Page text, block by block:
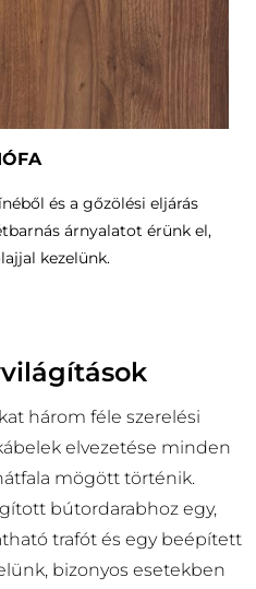
és a gőzölési eljárás
árnyalatot érünk el,
kezelünk.
három féle szerelési
elvezetése minden
mögött történik.
bútordarabhoz egy,
trafót és egy beépített
bizonyos esetekben